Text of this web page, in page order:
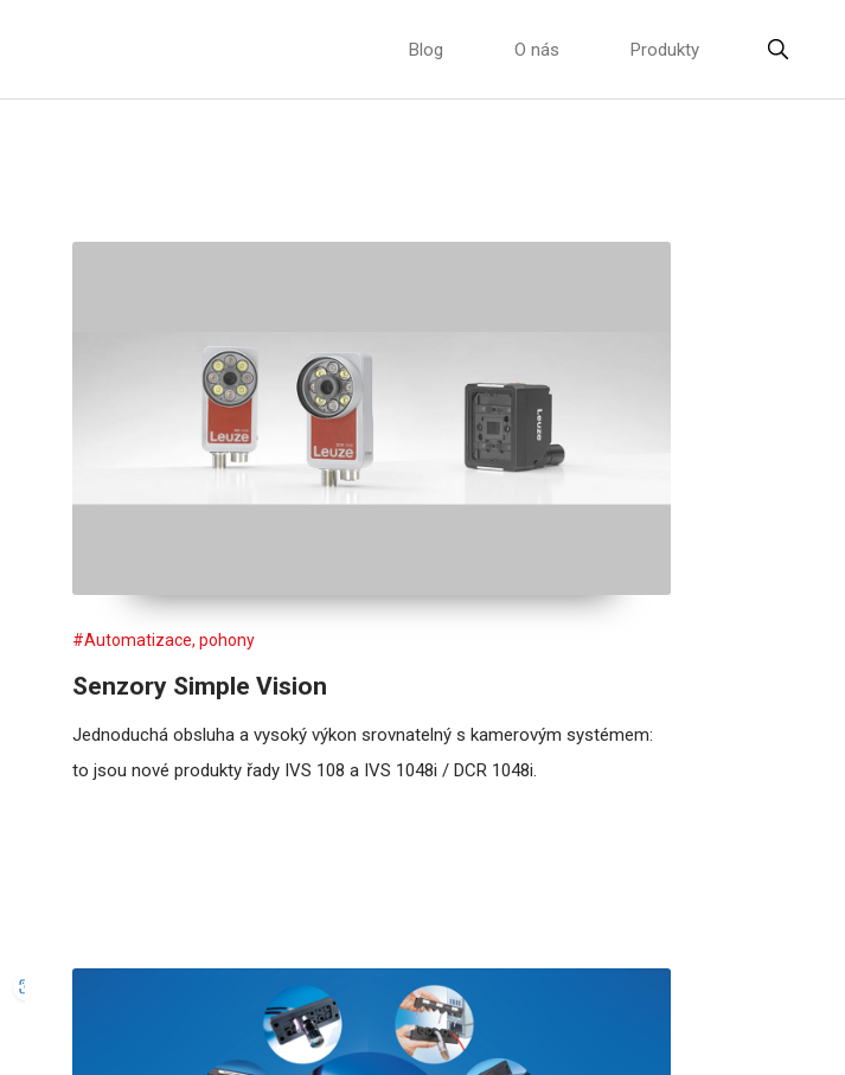
Blog O nás Produkty
#Automatizace, pohony
Senzory Simple Vision
Jednoduchá obsluha a vysoký výkon srovnatelný s kamerovým systémem:
to jsou nové produkty řady IVS 108 a IVS 1048i / DCR 1048i.